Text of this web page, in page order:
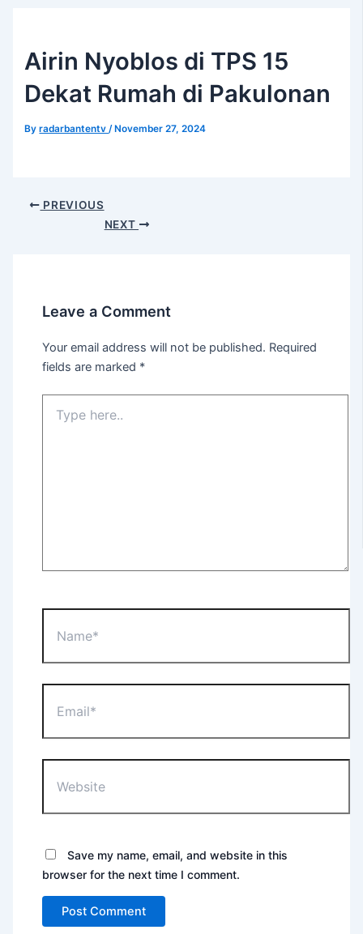
Airin Nyoblos di TPS 15
Dekat Rumah di Pakulonan
Byradarbantentv/ November 27, 2024
PREVIOUS
NEXT
Leave a Comment
Your email address will not be published. Required
fields are marked *
here..
Save my name, email, and website in this
browser for the next time I comment.